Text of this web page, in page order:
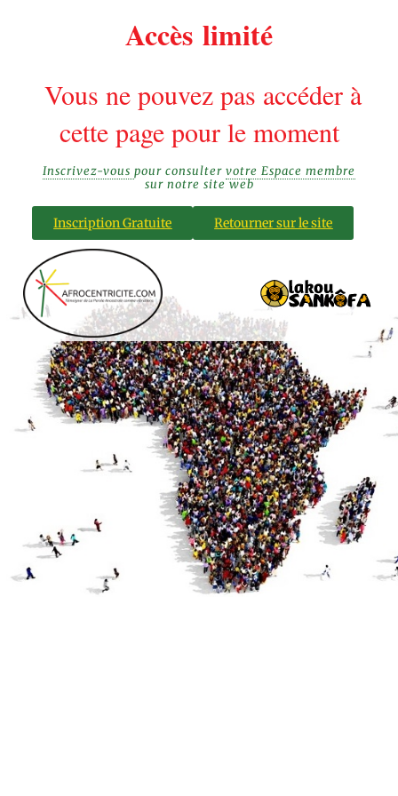
Accès limité
Vous ne pouvez pas accéder à
cette page pour le moment
Inscrivez-vous pour consulter votre Espace membre
sur notre site web
Inscription Gratuite Retourner sur le site